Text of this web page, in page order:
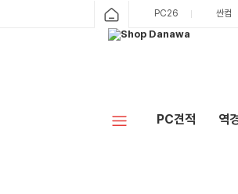
PC26 싼컴
PC견적 역